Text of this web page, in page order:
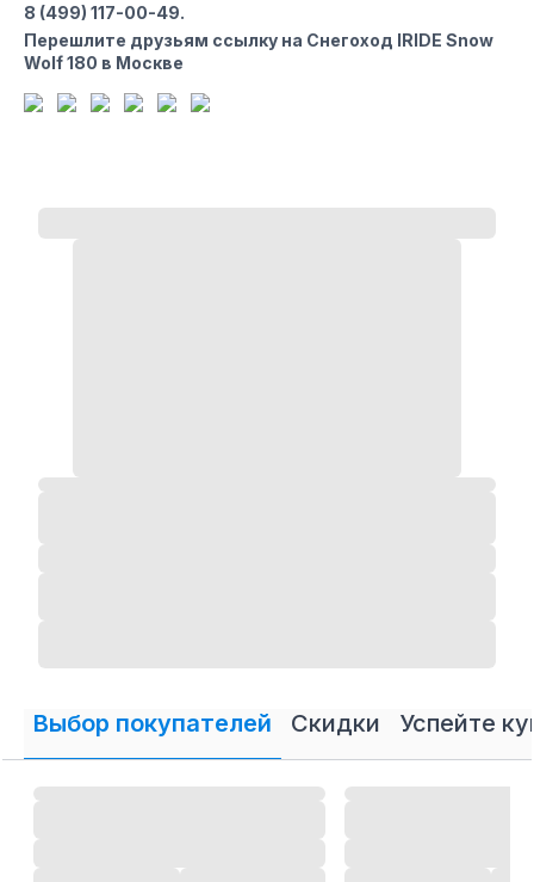
8 (499) 117-00-49.
Перешлите друзьям ссылку на Снегоход IRIDE Snow
Wolf 180 в Москве
Выбор покупателей Скидки Успейте